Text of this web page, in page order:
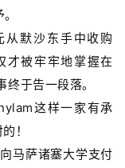
默沙东手中收购
被牢牢地掌握在
于告一段落。
这样一家有承
！
马萨诸塞大学支付